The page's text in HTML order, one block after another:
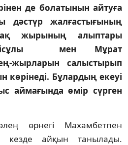
де болатынын айтуға
дәстүр жалғастығының
жырының алыптары
мен Мұрат
жырларын салыстырып
көрінеді. Бұлардың екеуі
аймағында өмір сүрген
өрнегі Махам­бет­пен
кезде ай­қын танылады.